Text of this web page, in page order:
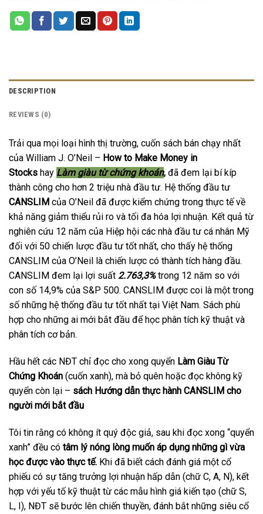
DESCRIPTION
REVIEWS (0)
Trải qua mọi loại hình thị trường, cuốn sách bán chạy nhất
của William J. O’Neil – How to Make Money in
Stocks hay Làm giàu từ chứng khoán, đã đem lại bí kíp
thành công cho hơn 2 triệu nhà đầu tư. Hệ thống đầu tư
CANSLIM của O’Neil đã được kiểm chứng trong thực tế về
khả năng giảm thiểu rủi ro và tối đa hóa lợi nhuận. Kết quả từ
nghiên cứu 12 năm của Hiệp hội các nhà đầu tư cá nhân Mỹ
đối với 50 chiến lược đầu tư tốt nhất, cho thấy hệ thống
CANSLIM của O’Neil là chiến lược có thành tích hàng đầu.
CANSLIM đem lại lợi suất 2.763,3%trong 12 năm so với
con số 14,9% của S&P 500. CANSLIM được coi là một trong
số những hệ thống đầu tư tốt nhất tại Việt Nam. Sách phù
hợp cho những ai mới bắt đầu để học phân tích kỹ thuật và
phân tích cơ bản.
Hầu hết các NĐT chỉ đọc cho xong quyển Làm Giàu Từ
Chứng Khoán (cuốn xanh), mà bỏ quên hoặc đọc không kỹ
quyển còn lại – sách Hướng dẫn thực hành CANSLIM cho
người mới bắt đầu
Tôi tin rằng có không ít quý độc giả, sau khi đọc xong “quyển
xanh” đều có tâm lý nóng lòng muốn áp dụng những gì vừa
học được vào thực tế. Khi đã biết cách đánh giá một cổ
phiếu có sự tăng trưởng lợi nhuận hấp dẫn (chữ C, A, N), kết
hợp với yếu tố kỹ thuật từ các mẫu hình giá kiến tạo (chữ S,
L, I), NĐT sẽ bước lên chiến thuyền, đánh bắt những siêu cổ